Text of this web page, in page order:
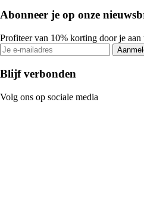
Abonneer je op onze
Profiteer van 10% korting door je
Blijf verbonden
Volg ons op sociale media